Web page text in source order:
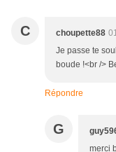
C choupette88
Je passe te
boude !<br />
Répondre
G
merci